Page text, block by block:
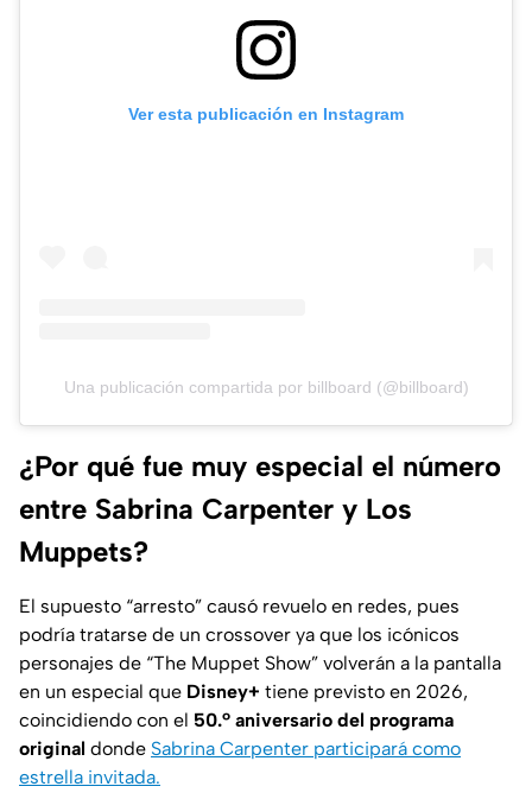
Ver esta publicación en Instagram
Una publicación compartida por billboard (@billboard)
¿Por qué fue muy especial el número
entre Sabrina Carpenter y Los
Muppets?
El supuesto “arresto” causó revuelo en redes, pues
podría tratarse de un crossover ya que los icónicos
personajes de “The Muppet Show” volverán a la pantalla
en un especial que Disney+ tiene previsto en 2026,
coincidiendo con el 50.º aniversario del programa
original donde Sabrina Carpenter participará como
estrella invitada.